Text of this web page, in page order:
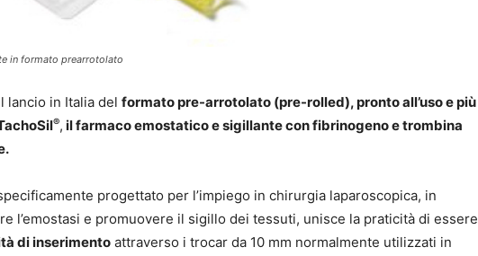
in formato prearrotolato
lancio in Italia del formato pre-arrotolato (pre-rolled), pronto all’uso e più
®, il farmaco emostatico e sigillante con fibrinogeno e trombina
progettato per l’impiego in chirurgia laparoscopica, in
l’emostasi e promuovere il sigillo dei tessuti, unisce la praticità di essere
di inserimento attraverso i trocar da 10 mm normalmente utilizzati in